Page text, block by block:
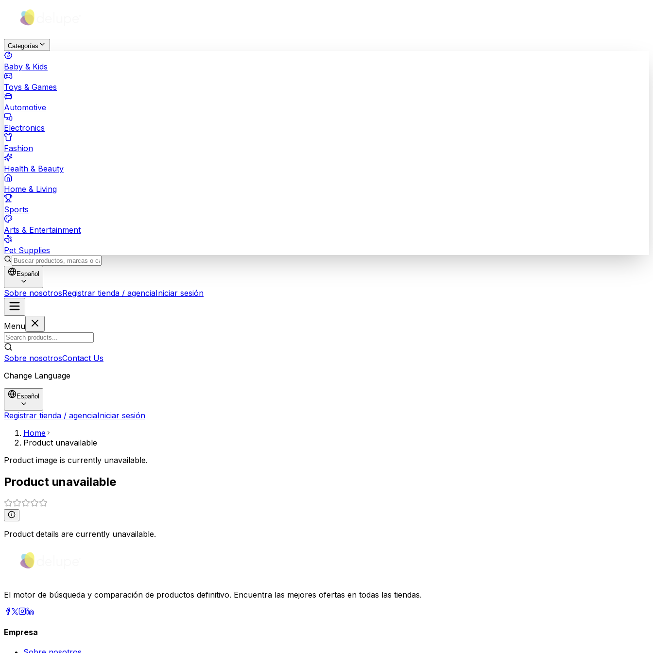
Categorías
Baby & Kids
Toys & Games
Automotive
Electronics
Fashion
Health & Beauty
Home & Living
Sports
Arts & Entertainment
Pet Supplies
Español
Sobre nosotrosRegistrar tienda / agenciaIniciar sesión
Menu
Sobre nosotrosContact Us
Change Language
Español
Registrar tienda / agenciaIniciar sesión
Home
Product unavailable
Product image is currently unavailable.
Product unavailable
Product details are currently unavailable.
El motor de búsqueda y comparación de productos definitivo. Encuentra las mejores ofertas en todas las tiendas.
Empresa